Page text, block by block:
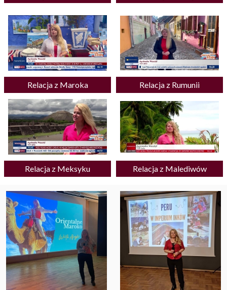
Relacja z Maroka Relacja z Rumunii
Relacja z Meksyku Relacja z Malediwów